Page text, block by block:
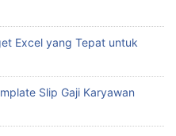
Excel yang Tepat untuk
Slip Gaji Karyawan